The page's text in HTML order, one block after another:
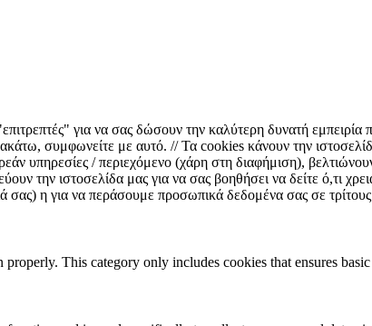
για να σας δώσουν την καλύτερη δυνατή εμπειρία
συμφωνείτε με αυτό. // Τα cookies κάνουν την
υπηρεσίες / περιεχόμενο (χάρη στη διαφήμιση),
την ιστοσελίδα μας για να σας βοηθήσει να δείτε ό,τι
σας) η για να περάσουμε προσωπικά δεδομένα σας σε
This category only includes cookies that ensures